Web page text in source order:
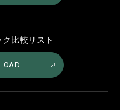
比較リスト